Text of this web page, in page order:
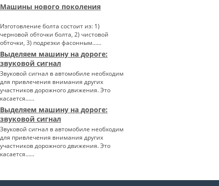
Машины нового поколения
Изготовление болта состоит из: 1)
черновой обточки болта, 2) чистовой
обточки, 3) подрезки фасонным…...
Выделяем машину на дороге:
звуковой сигнал
Звуковой сигнал в автомобиле необходим
для привлечения внимания других
участников дорожного движения. Это
касается…...
Выделяем машину на дороге:
звуковой сигнал
Звуковой сигнал в автомобиле необходим
для привлечения внимания других
участников дорожного движения. Это
касается…...